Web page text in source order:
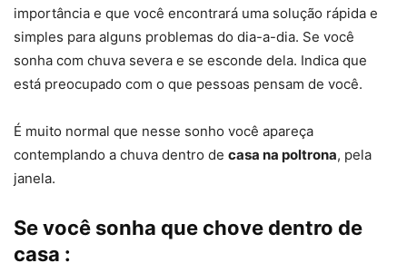
importância e que você encontrará uma solução rápida e
simples para alguns problemas do dia-a-dia. Se você
sonha com chuva severa e se esconde dela. Indica que
está preocupado com o que pessoas pensam de você.
É muito normal que nesse sonho você apareça
contemplando a chuva dentro de casa na poltrona, pela
janela.
Se você sonha que chove dentro de
casa :